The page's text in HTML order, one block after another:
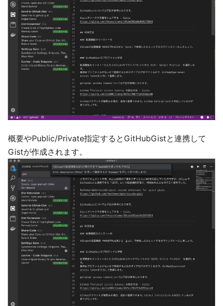
概要やPublic/Private指定するとGitHubGistと連携して
Gistが作成されます。